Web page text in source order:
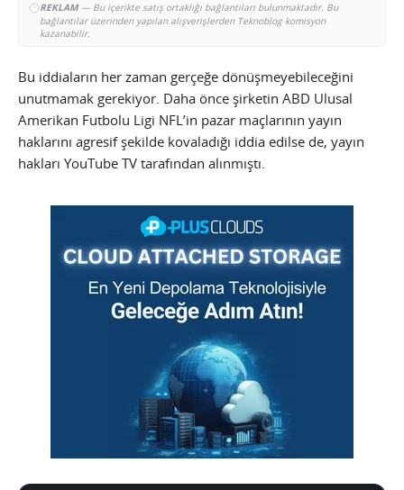
REKLAM— Bu içerikte satış ortaklığı bağlantıları bulunmaktadır. Bu
bağlantılar üzerinden yapılan alışverişlerden Teknoblog komisyon
kazanabilir.
Bu iddiaların her zaman gerçeğe dönüşmeyebileceğini
unutmamak gerekiyor. Daha önce şirketin ABD Ulusal
Amerikan Futbolu Ligi NFL’in pazar maçlarının yayın
haklarını agresif şekilde kovaladığı iddia edilse de, yayın
hakları YouTube TV tarafından alınmıştı.